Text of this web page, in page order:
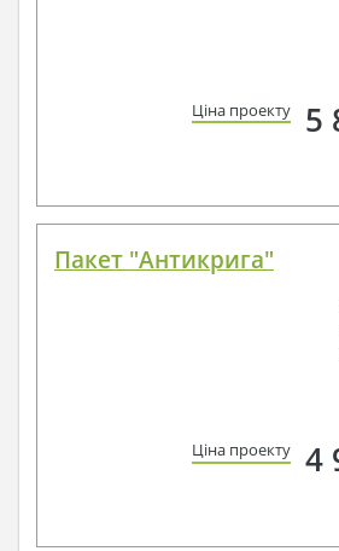
Ціна проекту 5
Пакет "Антикрига"
Ціна проекту 4